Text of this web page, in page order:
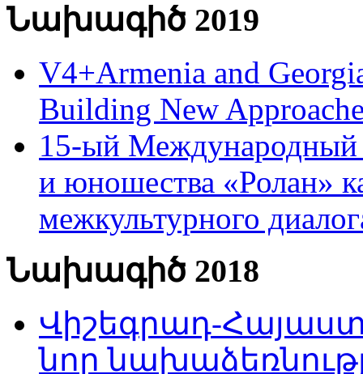
Նախագիծ 2019
V4+Armenia and
Building New
15-ый Международный
и юношества «Ролан»
межкультурного
Նախագիծ 2018
Վիշեգրադ-
նոր